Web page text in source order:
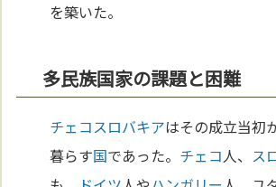
を築いた。
多民族国家の課題と困難
チェコスロバキアはその成立当初
暮らす国であった。 チェコ人、 ス